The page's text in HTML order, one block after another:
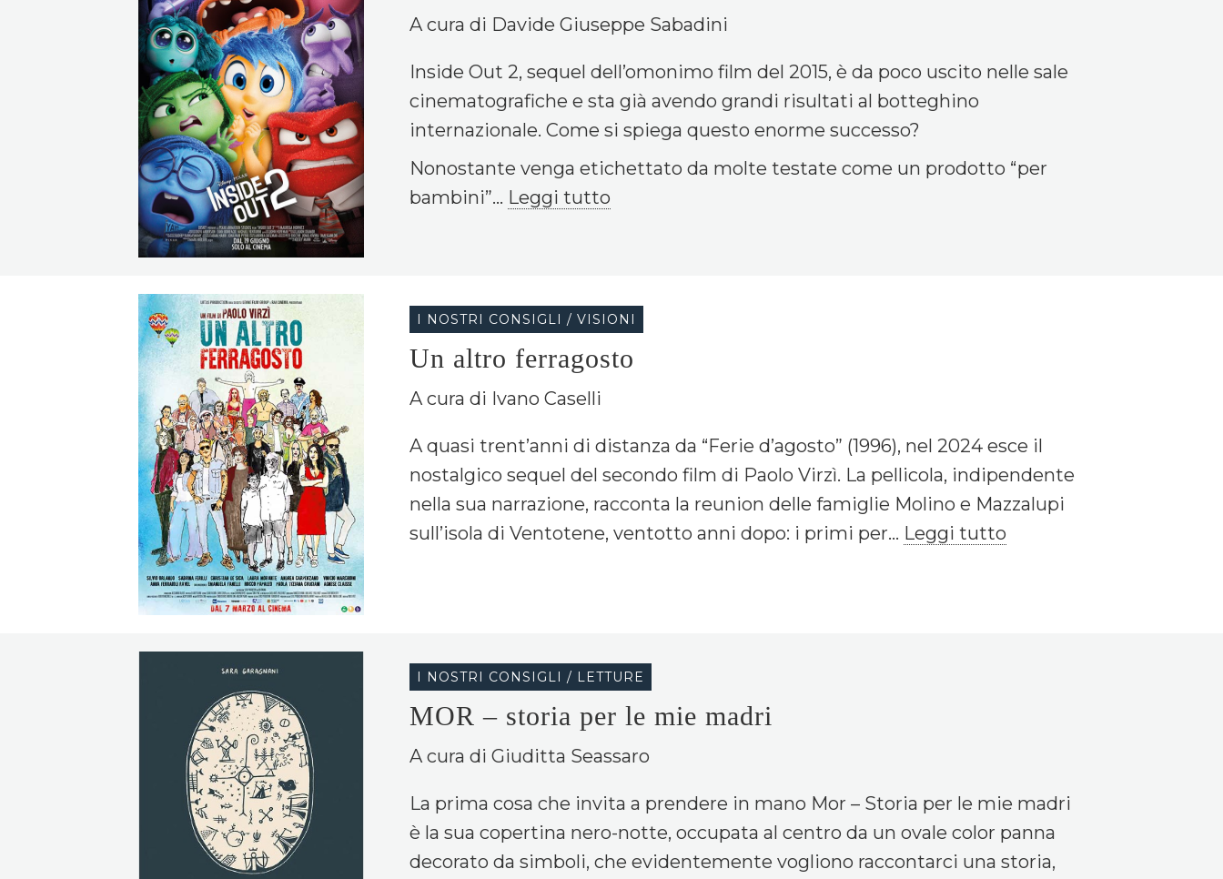
A cura di Davide Giuseppe Sabadini
Inside Out 2, sequel dell’omonimo film del 2015, è da poco uscito nelle sale
cinematografiche e sta già avendo grandi risultati al botteghino
internazionale. Come si spiega questo enorme successo?
Nonostante venga etichettato da molte testate come un prodotto “per
bambini”... Leggi tutto
I NOSTRI CONSIGLI / VISIONI
Un altro ferragosto
A cura di Ivano Caselli
A quasi trent’anni di distanza da “Ferie d’agosto” (1996), nel 2024 esce il
nostalgico sequel del secondo film di Paolo Virzì. La pellicola, indipendente
nella sua narrazione, racconta la reunion delle famiglie Molino e Mazzalupi
sull’isola di Ventotene, ventotto anni dopo: i primi per... Leggi tutto
I NOSTRI CONSIGLI / LETTURE
MOR – storia per le mie madri
A cura di Giuditta Seassaro
La prima cosa che invita a prendere in mano Mor – Storia per le mie madri
è la sua copertina nero-notte, occupata al centro da un ovale color panna
decorato da simboli, che evidentemente vogliono raccontarci una storia,